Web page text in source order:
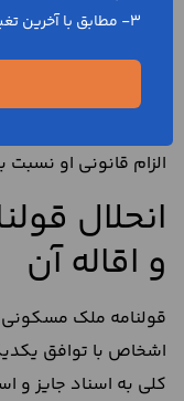
انجام بدهد.
ممکن است که
مورد معامله به
الزام قانونی او
انحلال
و اقاله آن
قولنامه ملک
اشخاص با توافق
کلی به اسناد جایز و
3- مطابق با آخرین تغییرات قانونی